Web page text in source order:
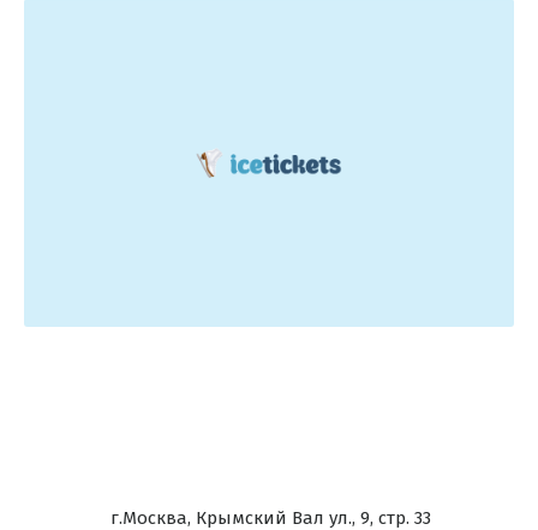
г.Москва, Крымский Вал ул., 9, стр. 33